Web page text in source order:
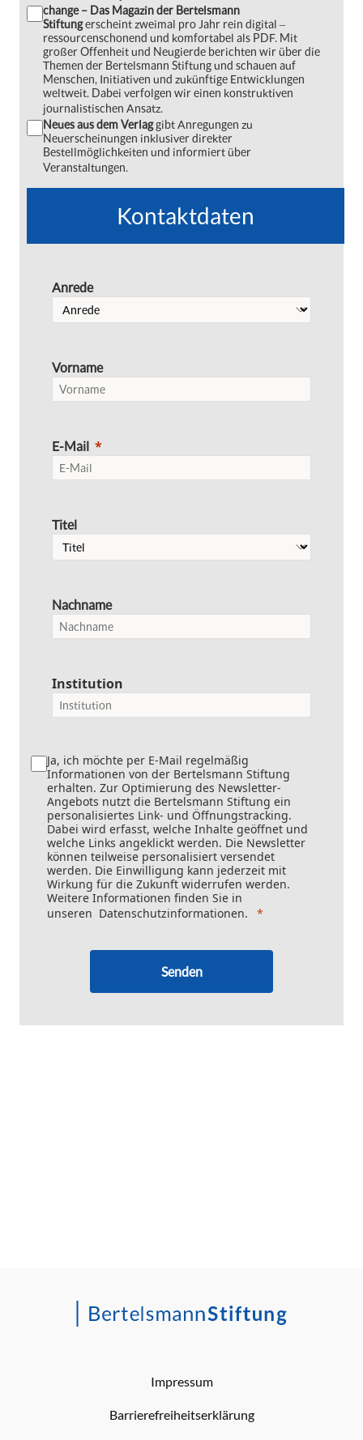
change – Das Magazin der Bertelsmann
Stiftungerscheint zweimal pro Jahr rein digital ‒
ressourcenschonend und komfortabel als PDF. Mit
großer Offenheit und Neugierde berichten wir über die
Themen der Bertelsmann Stiftung und schauen auf
Menschen, Initiativen und zukünftige Entwicklungen
weltweit. Dabei verfolgen wir einen konstruktiven
journalistischen Ansatz.
Neues aus dem Verlaggibt Anregungen zu
Neuerscheinungen inklusiver direkter
Bestellmöglichkeiten und informiert über
Veranstaltungen.
Kontaktdaten
Anrede
Vorname
E-Mail
Titel
Nachname
Institution
Ja, ich möchte per E-Mail regelmäßig
Informationen von der Bertelsmann Stiftung
erhalten. Zur Optimierung des Newsletter-
Angebots nutzt die Bertelsmann Stiftung ein
personalisiertes Link- und Öffnungstracking.
Dabei wird erfasst, welche Inhalte geöffnet und
welche Links angeklickt werden. Die Newsletter
können teilweise personalisiert versendet
werden. Die Einwilligung kann jederzeit mit
Wirkung für die Zukunft widerrufen werden.
Weitere Informationen finden Sie in
unseren Datenschutzinformationen.
Senden
Impressum
Barrierefreiheitserklärung